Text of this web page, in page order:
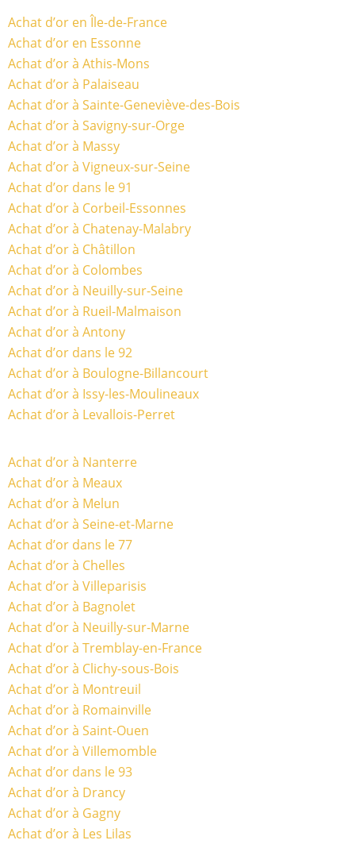
Achat d’or en Île-de-France
Achat d’or en Essonne
Achat d’or à Athis-Mons
Achat d’or à Palaiseau
Achat d’or à Sainte-Geneviève-des-Bois
Achat d’or à Savigny-sur-Orge
Achat d’or à Massy
Achat d’or à Vigneux-sur-Seine
Achat d’or dans le 91
Achat d’or à Corbeil-Essonnes
Achat d’or à Chatenay-Malabry
Achat d’or à Châtillon
Achat d’or à Colombes
Achat d’or à Neuilly-sur-Seine
Achat d’or à Rueil-Malmaison
Achat d’or à Antony
Achat d’or dans le 92
Achat d’or à Boulogne-Billancourt
Achat d’or à Issy-les-Moulineaux
Achat d’or à Levallois-Perret
Achat d’or à Nanterre
Achat d’or à Meaux
Achat d’or à Melun
Achat d’or à Seine-et-Marne
Achat d’or dans le 77
Achat d’or à Chelles
Achat d’or à Villeparisis
Achat d’or à Bagnolet
Achat d’or à Neuilly-sur-Marne
Achat d’or à Tremblay-en-France
Achat d’or à Clichy-sous-Bois
Achat d’or à Montreuil
Achat d’or à Romainville
Achat d’or à Saint-Ouen
Achat d’or à Villemomble
Achat d’or dans le 93
Achat d’or à Drancy
Achat d’or à Gagny
Achat d’or à Les Lilas